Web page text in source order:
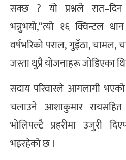
सक्छ ? यो प्रश्नले
भन्नुभयो,“त्यो १६ क्विन्टल
वर्षभरिको पराल, गुइँठा, चामल,
जस्ता थुप्रै योजनाहरू जोडिएका
सदाय परिवारले आगलागी
चलाउने आशाकुमार
भोलिपल्टै प्रहरीमा उजुरी
भइरहेको छ ।